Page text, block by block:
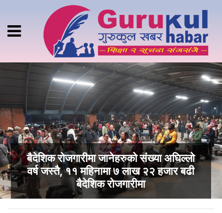
बैदेशिक रोजगारीमा जानेहरुको संख्या अघिल्लो
वर्ष जस्तै, ११ महिनामा ७ लाख २२ हजार बढी
बैदेशिक रोजगारीमा